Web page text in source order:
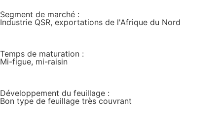
Segment de marché :
Industrie QSR, exportations de l'Afrique du Nord
Temps de maturation :
Mi-figue, mi-raisin
Développement du feuillage :
Bon type de feuillage très couvrant